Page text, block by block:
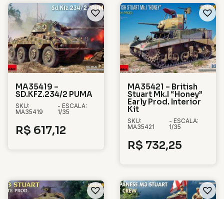
MA35419 –
SD.KFZ.234/2 PUMA
SKU:
MA35419
- ESCALA:
1/35
R$ 617,12
MA35421 – British
Stuart Mk.I “Honey”
Early Prod. Interior
Kit
SKU:
MA35421
- ESCALA:
1/35
R$ 732,25